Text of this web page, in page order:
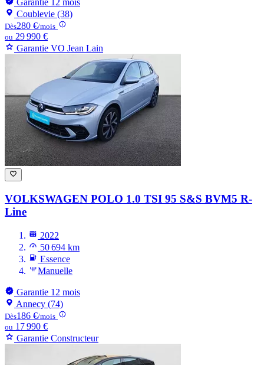
Coublevie (38)
Dès280 €/mois
ou 29 990 €
Garantie VO Jean Lain
VOLKSWAGEN POLO 1.0 TSI 95 S&S BVM5 R-
Line
2022
50 694 km
Essence
Manuelle
Garantie 12 mois
Annecy (74)
Dès186 €/mois
ou 17 990 €
Garantie Constructeur